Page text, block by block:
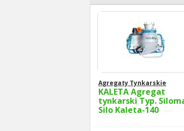
Agregaty Tynkarskie
KALETA Agregat
tynkarski Typ.
Silo Kaleta-140